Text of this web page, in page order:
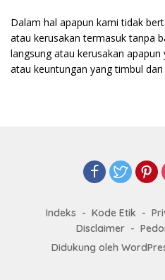
Dalam hal apapun kami tidak
atau kerusakan termasuk tanpa
langsung atau kerusakan
atau keuntungan yang timbul
Indeks Kode Etik
Disclaimer
Didukung oleh